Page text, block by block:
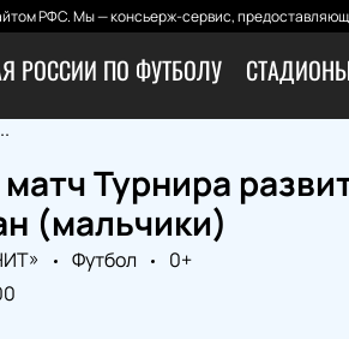
РФС. Мы — консьерж-сервис,
РОССИИ ПО ФУТБОЛУ
Турнира
(мальчики)
Футбол
0+